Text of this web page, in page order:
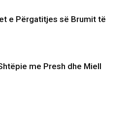
e Përgatitjes së Brumit të
me Presh dhe Miell